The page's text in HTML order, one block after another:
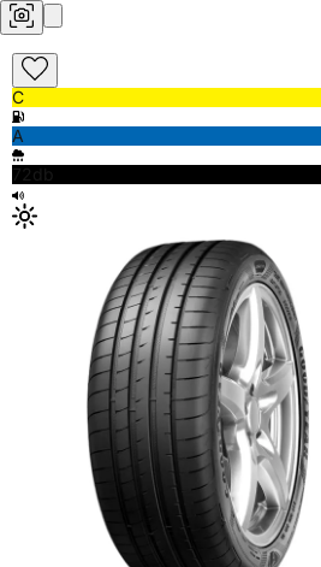
C
A
72db